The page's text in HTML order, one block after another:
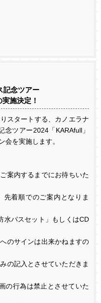
記念ツアー
施決定！
スタートする、カノエラナ
念ツアー2024「 KARAfull」
会を実施します。
案内するまでにお待ちいた
先着順でのご案内となりま
水パスセット」もしくはCD
のサインは出来かねますの
の記入とさせていただきま
の行為は禁止とさせていた